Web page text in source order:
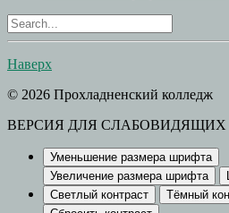
Наверх
© 2026 Прохладненский колледж
ВЕРСИЯ ДЛЯ СЛАБОВИДЯЩИХ
Уменьшение размера шрифта
Увеличение размера шрифта
Светлый контраст
Тёмный